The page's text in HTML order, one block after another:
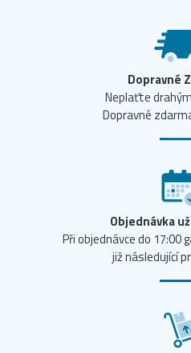
Dopravné
Neplaťte
Dopravné
Objednávka
Při objednávce do 17:00
již následující